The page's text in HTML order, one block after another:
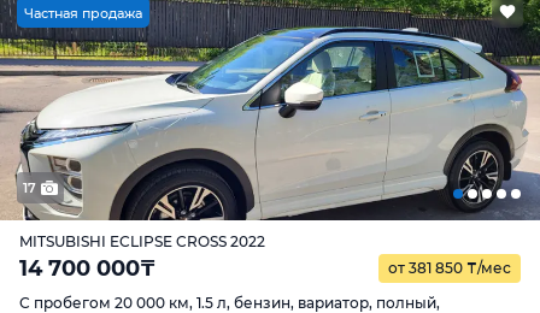
Частная продажа
17
MITSUBISHI ECLIPSE CROSS 2022
14 700 000₸ от 381 850 ₸/мес
С пробегом 20 000 км, 1.5 л, бензин, вариатор, полный,